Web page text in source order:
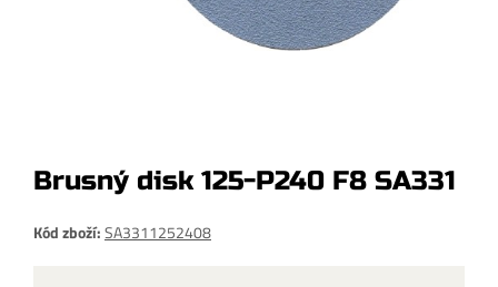
Brusný disk 125-P240 F8 SA331
Kód zboží:SA3311252408